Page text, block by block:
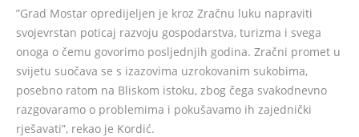
”Grad Mostar opredijeljen je kroz Zračnu luku napraviti
svojevrstan poticaj razvoju gospodarstva, turizma i svega
onoga o čemu govorimo posljednjih godina. Zračni promet u
svijetu suočava se s izazovima uzrokovanim sukobima,
posebno ratom na Bliskom istoku, zbog čega svakodnevno
razgovaramo o problemima i pokušavamo ih zajednički
rješavati”, rekao je Kordić.